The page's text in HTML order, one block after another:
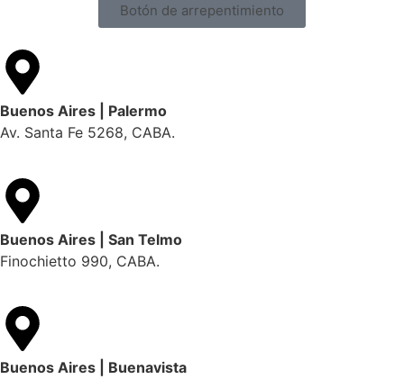
Botón de arrepentimiento
Buenos Aires | Palermo
Av. Santa Fe 5268, CABA.
Buenos Aires | San Telmo
Finochietto 990, CABA.
Buenos Aires | Buenavista